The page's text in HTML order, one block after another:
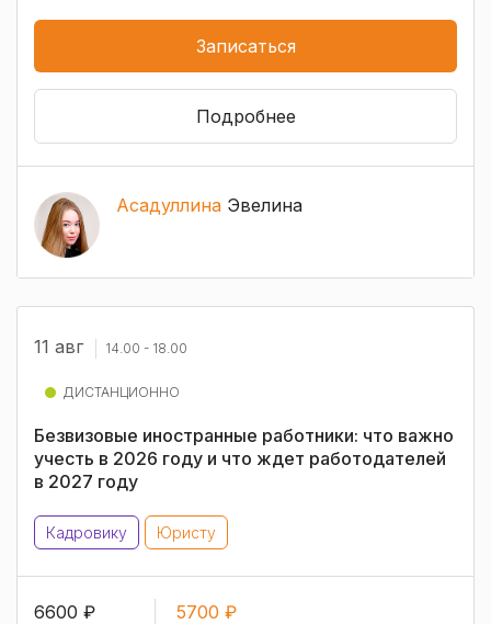
Записаться
Подробнее
Асадуллина Эвелина
11 авг 14.00 - 18.00
ДИСТАНЦИОННО
Безвизовые иностранные работники: что важно
учесть в 2026 году и что ждет работодателей
в 2027 году
Кадровику Юристу
6600 ₽ 5700 ₽